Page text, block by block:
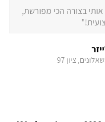
בצורה הכי מפורשת,